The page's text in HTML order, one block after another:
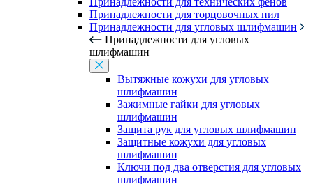
Принадлежности для торцовочных пил
Принадлежности для угловых шлифмашин
Принадлежности для угловых
шлифмашин
Вытяжные кожухи для угловых
шлифмашин
Зажимные гайки для угловых
шлифмашин
Защита рук для угловых шлифмашин
Защитные кожухи для угловых
шлифмашин
Ключи под два отверстия для угловых
шлифмашин